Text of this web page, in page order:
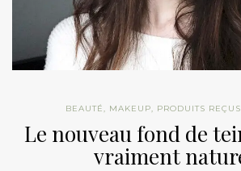
BEAUTÉ, MAKEUP, PRODUITS
Le nouveau fond de
vraiment